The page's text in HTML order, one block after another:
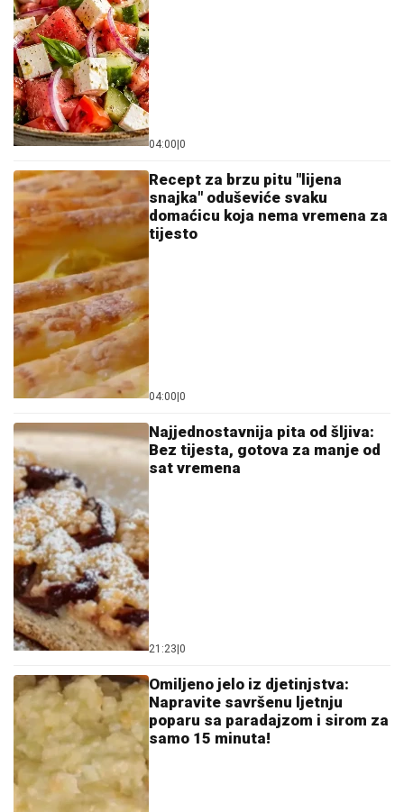
04:00|0
Recept za brzu pitu "lijena
snajka" oduševiće svaku
domaćicu koja nema vremena za
tijesto
04:00|0
Najjednostavnija pita od šljiva:
Bez tijesta, gotova za manje od
sat vremena
21:23|0
Omiljeno jelo iz djetinjstva:
Napravite savršenu ljetnju
poparu sa paradajzom i sirom za
samo 15 minuta!